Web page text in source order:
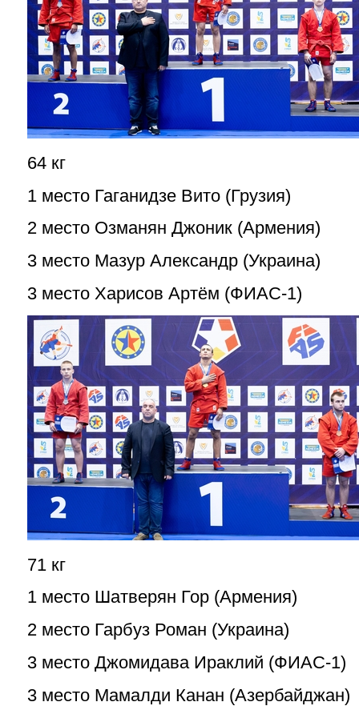
64 кг
1 место Гаганидзе Вито (Грузия)
2 место Озманян Джоник (Армения)
3 место Мазур Александр (Украина)
3 место Харисов Артём (ФИАС-1)
71 кг
1 место Шатверян Гор (Армения)
2 место Гарбуз Роман (Украина)
3 место Джомидава Ираклий (ФИАС-1)
3 место Мамалди Канан (Азербайджан)